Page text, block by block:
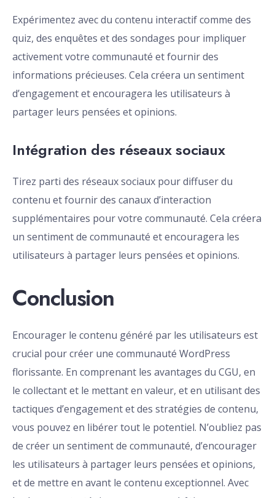
Expérimentez avec du contenu interactif comme des
quiz, des enquêtes et des sondages pour impliquer
activement votre communauté et fournir des
informations précieuses. Cela créera un sentiment
d’engagement et encouragera les utilisateurs à
partager leurs pensées et opinions.
Intégration des réseaux sociaux
Tirez parti des réseaux sociaux pour diffuser du
contenu et fournir des canaux d’interaction
supplémentaires pour votre communauté. Cela créera
un sentiment de communauté et encouragera les
utilisateurs à partager leurs pensées et opinions.
Conclusion
Encourager le contenu généré par les utilisateurs est
crucial pour créer une communauté WordPress
florissante. En comprenant les avantages du CGU, en
le collectant et le mettant en valeur, et en utilisant des
tactiques d’engagement et des stratégies de contenu,
vous pouvez en libérer tout le potentiel. N’oubliez pas
de créer un sentiment de communauté, d’encourager
les utilisateurs à partager leurs pensées et opinions,
et de mettre en avant le contenu exceptionnel. Avec